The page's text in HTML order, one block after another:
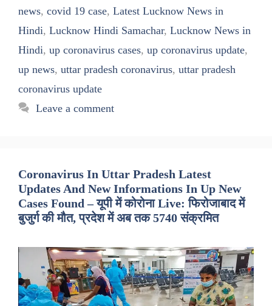
news, covid 19 case, Latest Lucknow News in
Hindi, Lucknow Hindi Samachar, Lucknow News in
Hindi, up coronavirus cases, up coronavirus update,
up news, uttar pradesh coronavirus, uttar pradesh
coronavirus update
Leave a comment
Coronavirus In Uttar Pradesh Latest
Updates And New Informations In Up New
Cases Found – यूपी में कोरोना Live: फिरोजाबाद में
बुजुर्ग की मौत, प्रदेश में अब तक 5740 संक्रमित